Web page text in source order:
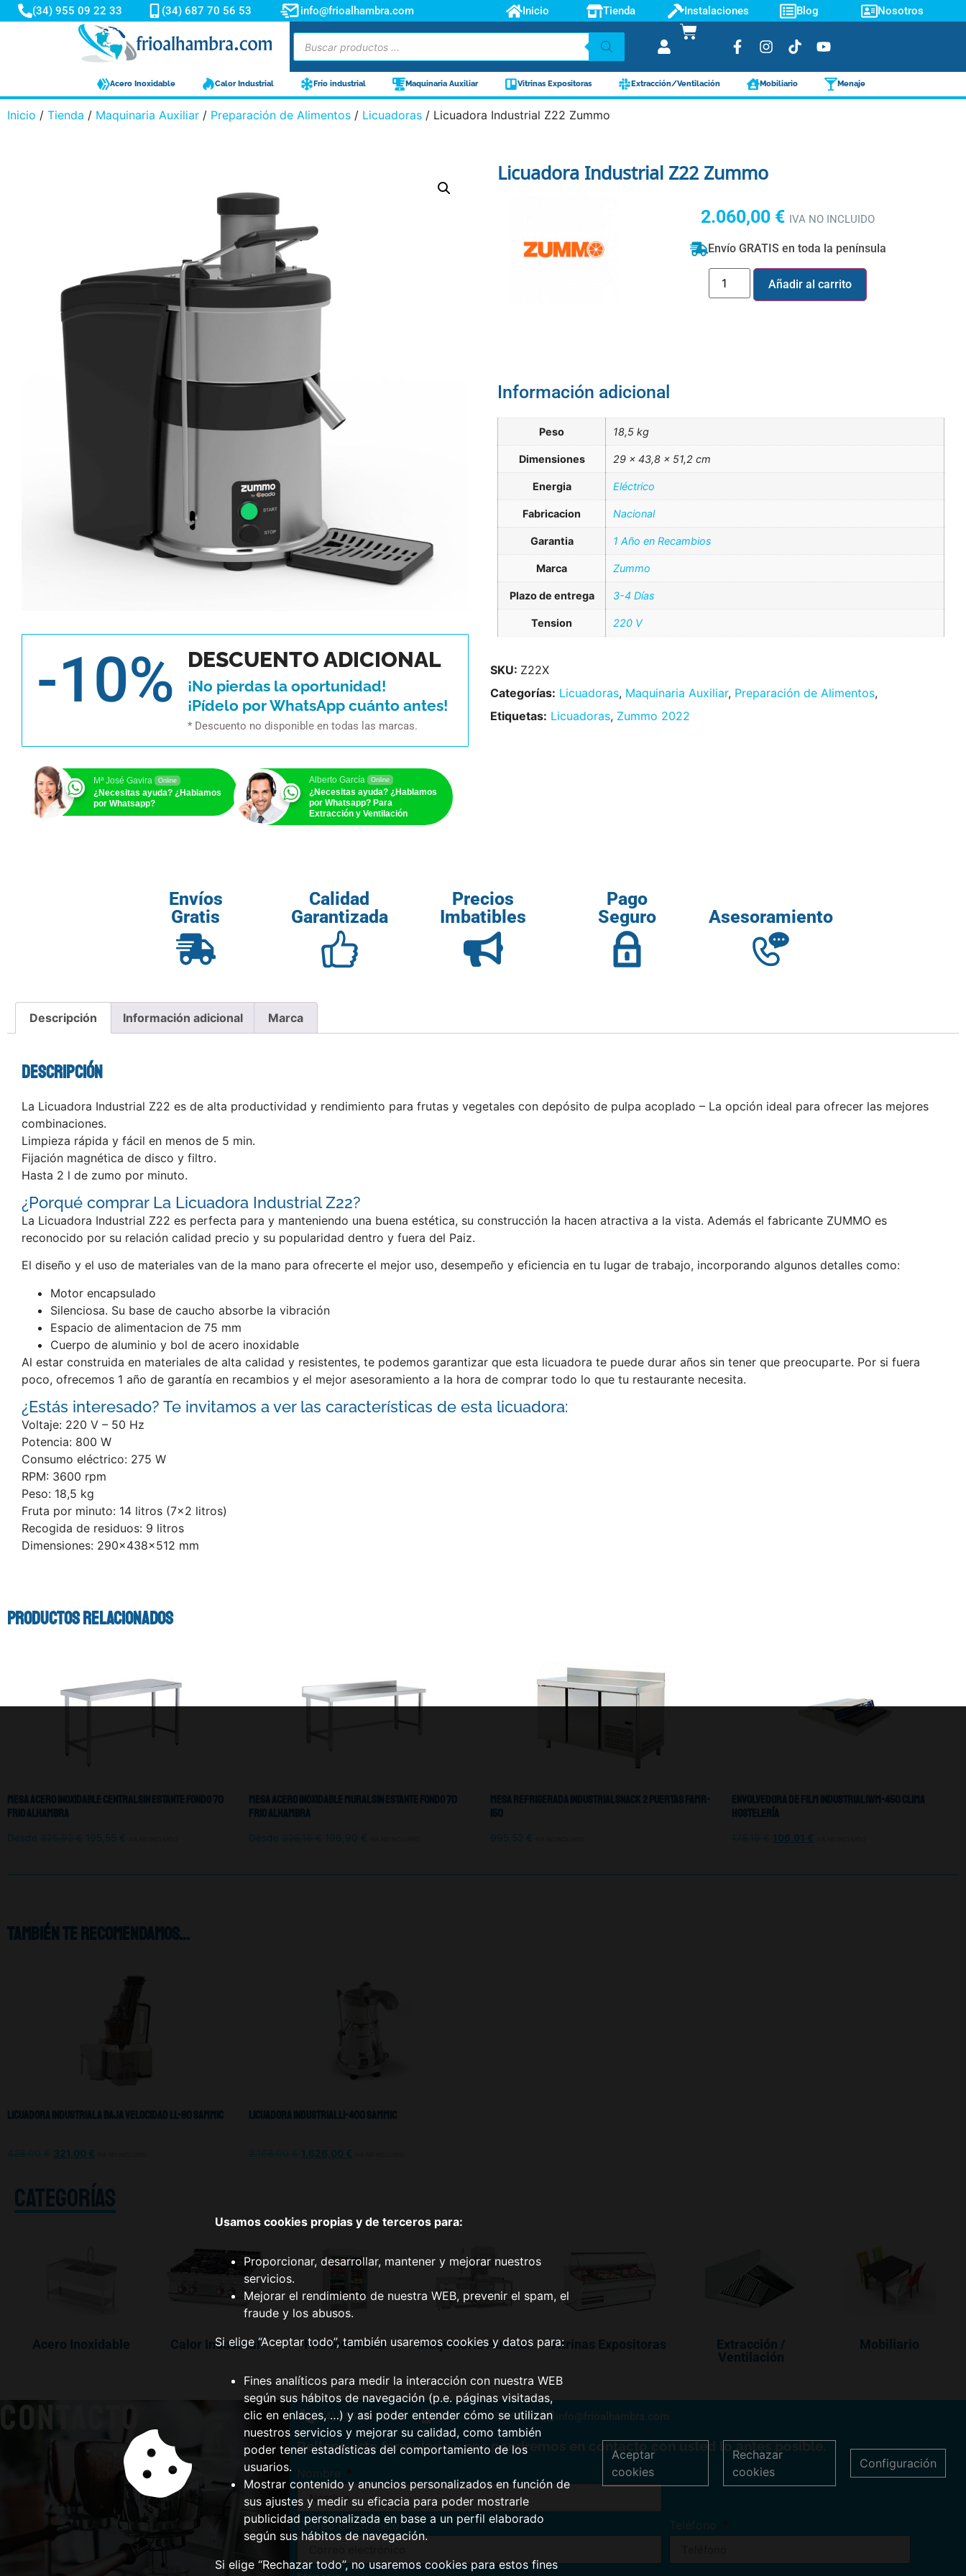
(34) 955 09 22 33 (34) 687 70 56 53 info@frioalhambra.com Inicio Tienda Instalaciones Blog Nosotros
Acero Inoxidable Calor Industrial Frío industrial Maquinaria Auxiliar Vitrinas Expositoras Extracción/Ventilación Mobiliario Menaje
Inicio / Tienda / Maquinaria Auxiliar / Preparación de Alimentos / Licuadoras / Licuadora Industrial Z22 Zummo
-10% DESCUENTO ADICIONAL
¡No pierdas la oportunidad!
¡Pídelo por WhatsApp cuánto antes!
* Descuento no disponible en todas las marcas.
Mª José Gavira Online
¿Necesitas ayuda? ¿Hablamos
por Whatsapp?
Alberto García Online
¿Necesitas ayuda? ¿Hablamos
por Whatsapp? Para
Extracción y Ventilación
Licuadora Industrial Z22 Zummo
2.060,00 € IVA NO INCLUIDO
Envío GRATIS en toda la península
Añadir al carrito
Información adicional
Peso 18,5 kg
Dimensiones 29 × 43,8 × 51,2 cm
Energia Eléctrico
Fabricacion Nacional
Garantia 1 Año en Recambios
Marca Zummo
Plazo de entrega 3-4 Días
Tension 220 V
SKU: Z22X
Categorías: Licuadoras, Maquinaria Auxiliar, Preparación de Alimentos,
Etiquetas: Licuadoras, Zummo 2022
Envíos
Gratis
Calidad
Garantizada
Precios
Imbatibles
Pago
Seguro
Asesoramiento
Descripción Información adicional Marca
Descripción
La Licuadora Industrial Z22 es de alta productividad y rendimiento para frutas y vegetales con depósito de pulpa acoplado – La opción ideal para ofrecer las mejores
combinaciones.
Limpieza rápida y fácil en menos de 5 min.
Fijación magnética de disco y filtro.
Hasta 2 l de zumo por minuto.
¿Porqué comprar La Licuadora Industrial Z22?
La Licuadora Industrial Z22 es perfecta para y manteniendo una buena estética, su construcción la hacen atractiva a la vista. Además el fabricante ZUMMO es
reconocido por su relación calidad precio y su popularidad dentro y fuera del Paiz.
El diseño y el uso de materiales van de la mano para ofrecerte el mejor uso, desempeño y eficiencia en tu lugar de trabajo, incorporando algunos detalles como:
Motor encapsulado
Silenciosa. Su base de caucho absorbe la vibración
Espacio de alimentacion de 75 mm
Cuerpo de aluminio y bol de acero inoxidable
Al estar construida en materiales de alta calidad y resistentes, te podemos garantizar que esta licuadora te puede durar años sin tener que preocuparte. Por si fuera
poco, ofrecemos 1 año de garantía en recambios y el mejor asesoramiento a la hora de comprar todo lo que tu restaurante necesita.
¿Estás interesado? Te invitamos a ver las características de esta licuadora:
Voltaje: 220 V – 50 Hz
Potencia: 800 W
Consumo eléctrico: 275 W
RPM: 3600 rpm
Peso: 18,5 kg
Fruta por minuto: 14 litros (7×2 litros)
Recogida de residuos: 9 litros
Dimensiones: 290x438x512 mm
Productos relacionados
Mesa Acero Inoxidable Central Sin Estante Fondo 70
Frio Alhambra
Desde 195,55 €
Mesa Acero Inoxidable Mural Sin Estante Fondo 70
Frio Alhambra
Desde 196,90 €
Mesa Refrigerada Industrial Snack 2 Puertas Famr-
150
995,52 €
Envolvedora De Film Industrial IWM-450 Clima
Hostelería
106,91 €
También te recomendamos…
Licuadora Industrial A Baja Velocidad LL-60 Sammic
321,00 €
Licuadora Industrial LI-400 Sammic
1.626,00 €
CATEGORÍAS
Acero Inoxidable Calor Industrial Frio Industrial Maquinaría Auxiliar Vitrinas Expositoras
Extracción /
Ventilación
Mobiliario
CONTACTO (34) 955 09 22 33 (34) 687 70 56 53 info@frioalhambra.com
Rellene este formulario y nos pondremos en contacto con usted lo antes posible.
Nombre
Correo electrónico Teléfono
Usamos cookies propias y de terceros para:
Proporcionar, desarrollar, mantener y mejorar nuestros
servicios.
Mejorar el rendimiento de nuestra WEB, prevenir el spam, el
fraude y los abusos.
Si elige “Aceptar todo”, también usaremos cookies y datos para:
Fines analíticos para medir la interacción con nuestra WEB
según sus hábitos de navegación (p.e. páginas visitadas,
clic en enlaces, …) y asi poder entender cómo se utilizan
nuestros servicios y mejorar su calidad, como también
poder tener estadísticas del comportamiento de los
usuarios.
Mostrar contenido y anuncios personalizados en función de
sus ajustes y medir su eficacia para poder mostrarle
publicidad personalizada en base a un perfil elaborado
según sus hábitos de navegación.
Si elige “Rechazar todo”, no usaremos cookies para estos fines
Aceptar
cookies
Rechazar
cookies
Configuración